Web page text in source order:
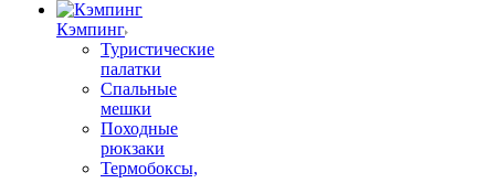
Кэмпинг
Туристические
палатки
Спальные
мешки
Походные
рюкзаки
Термобоксы,